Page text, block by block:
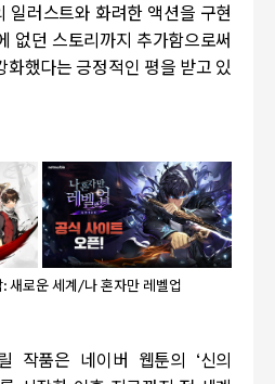
일러스트와 화려한 액션을 구현
없던 스토리까지 추가함으로써
화했다는 긍정적인 평을 받고 있
새로운 세계/나 혼자만 레벨업
작품은 네이버 웹툰의 ‘신의